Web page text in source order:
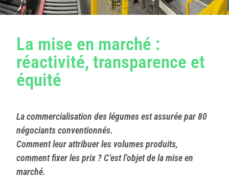
La mise en marché :
réactivité, transparence et
équité
La commercialisation des légumes est assurée par 80
négociants conventionnés.
Comment leur attribuer les volumes produits,
comment fixer les prix ? C’est l’objet de la mise en
marché.